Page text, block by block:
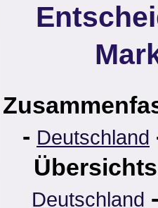
- Deutschland
Deutschland